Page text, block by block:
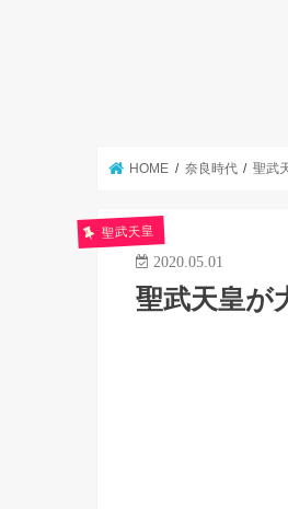
HOME 奈良時代 聖武
聖武天皇
2020.05.01
聖武天皇が